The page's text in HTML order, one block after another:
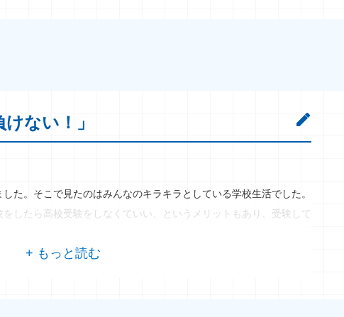
ない！」
た。そこで見たのはみんなのキラキラとしている学校生活でした。
したら高校受験をしなくていい、というメリットもあり、受験して